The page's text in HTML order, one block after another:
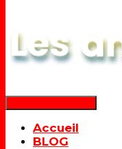
Accueil
BLOG